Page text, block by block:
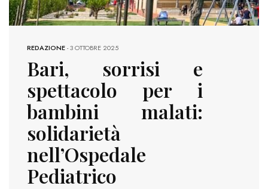
REDAZIONE-3 OTTOBRE 2025
Bari, sorrisi e
spettacolo per i
bambini malati:
solidarietà
nell’Ospedale
Pediatrico